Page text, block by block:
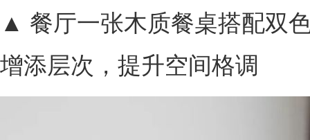
▲ 餐厅一张木质餐桌搭配双
增添层次，提升空间格调